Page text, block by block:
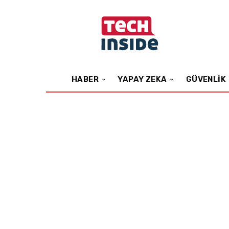
HABER YAPAY ZEKA GÜVENLIK